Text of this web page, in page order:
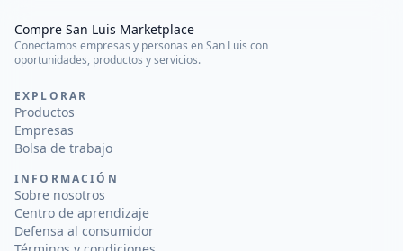
Compre San Luis Marketplace
Conectamos empresas y personas en San Luis con
oportunidades, productos y servicios.
EXPLORAR
Productos
Empresas
Bolsa de trabajo
INFORMACIÓN
Sobre nosotros
Centro de aprendizaje
Defensa al consumidor